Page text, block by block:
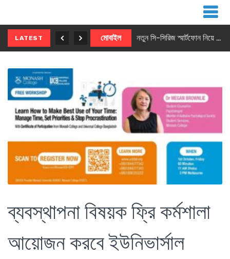
LATEST মোবাইল নতুন সি-সিরিজ স্মার্টফোন নিয়ে আসছে রিয়েলমি
ব্যবস্থাপনা বিষয়ক ফ্রি কর্মশালা
আয়োজন করবে ইউনিভার্সাল